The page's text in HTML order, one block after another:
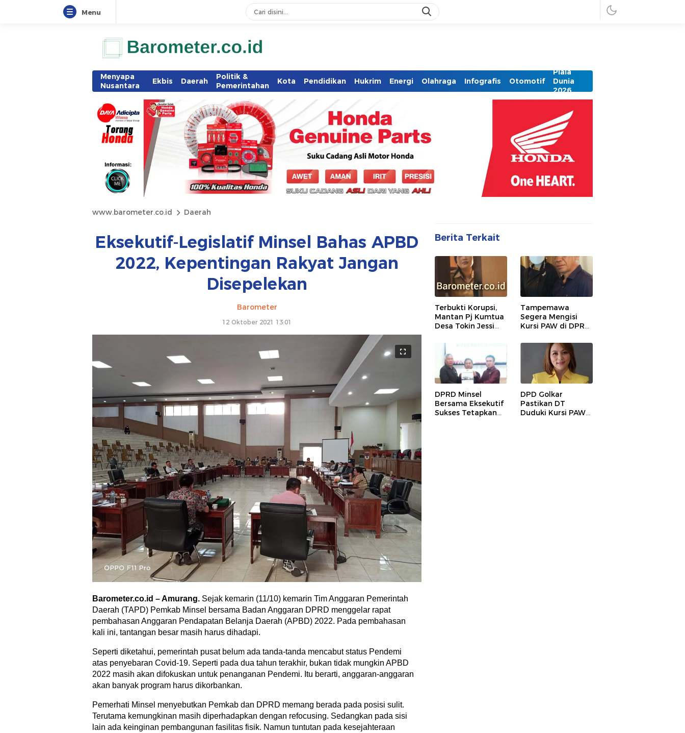
Menu
Menyapa
Nusantara
Ekbis Daerah
Politik &
Pemerintahan
Kota Pendidikan Hukrim Energi Olahraga Infografis Otomotif
Piala
Dunia
2026
www.barometer.co.id Daerah
Eksekutif-Legislatif Minsel Bahas APBD
2022, Kepentingan Rakyat Jangan
Disepelekan
Barometer
12 Oktober 2021 13:01
Barometer.co.id – Amurang. Sejak kemarin (11/10) kemarin Tim Anggaran Pemerintah
Daerah (TAPD) Pemkab Minsel bersama Badan Anggaran DPRD menggelar rapat
pembahasan Anggaran Pendapatan Belanja Daerah (APBD) 2022. Pada pembahasan
kali ini, tantangan besar masih harus dihadapi.
Seperti diketahui, pemerintah pusat belum ada tanda-tanda mencabut status Pendemi
atas penyebaran Covid-19. Seperti pada dua tahun terakhir, bukan tidak mungkin APBD
2022 masih akan difokuskan untuk penanganan Pendemi. Itu berarti, anggaran-anggaran
akan banyak program harus dikorbankan.
Pemerhati Minsel menyebutkan Pemkab dan DPRD memang berada pada posisi sulit.
Terutama kemungkinan masih diperhadapkan dengan refocusing. Sedangkan pada sisi
lain ada keinginan pembangunan fasilitas fisik. Namun tuntutan pada kesejahteraan
Berita Terkait
Terbukti Korupsi,
Mantan Pj Kumtua
Desa Tokin Jessi
Dipecat Sebagai
ASN
Tampemawa
Segera Mengisi
Kursi PAW di DPRD
DPRD Minsel
Bersama Eksekutif
Sukses Tetapkan
DPD Golkar
Pastikan DT
Duduki Kursi PAW